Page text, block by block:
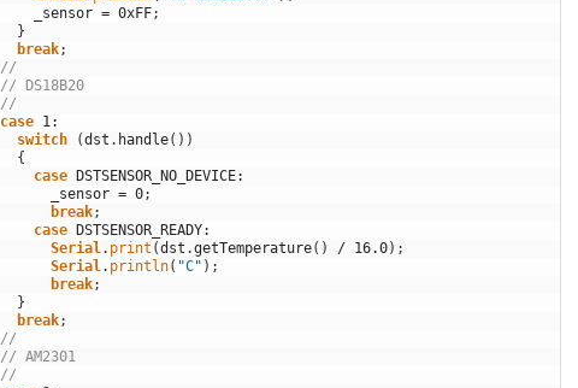
_sensor = 0xFF;
}
break;
//
// DS18B20
//
case 1 :
switch
(dst . handle( ) )
{
case DSTSENSOR_NO_DEVICE:
_sensor = 0;
break;
case DSTSENSOR_READY:
Serial . print (dst .getTemperature( ) / 16.0) ;
Serial . println( "C" ) ;
break;
}
break;
//
// AM2301
//